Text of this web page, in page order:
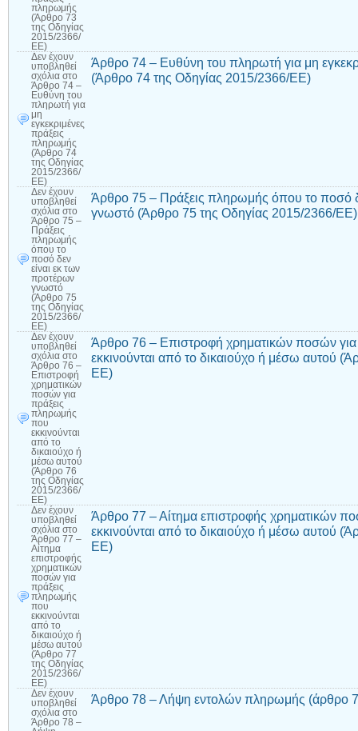
πληρωμής
(Άρθρο 73
της Οδηγίας
2015/2366/
ΕΕ)
Δεν έχουν
υποβληθεί
σχόλια στο
Άρθρο 74 –
Ευθύνη του
πληρωτή για
μη
εγκεκριμένες
πράξεις
πληρωμής
(Άρθρο 74
της Οδηγίας
2015/2366/
ΕΕ)
Άρθρο 74 – Ευθύνη του πληρωτή για μη
(Άρθρο 74 της Οδηγίας 2015/2366/ΕΕ)
Δεν έχουν
υποβληθεί
σχόλια στο
Άρθρο 75 –
Πράξεις
πληρωμής
όπου το
ποσό δεν
είναι εκ των
προτέρων
γνωστό
(Άρθρο 75
της Οδηγίας
2015/2366/
ΕΕ)
Άρθρο 75 – Πράξεις πληρωμής όπου το ποσό
γνωστό (Άρθρο 75 της Οδηγίας 2015/2366/ΕΕ)
Δεν έχουν
υποβληθεί
σχόλια στο
Άρθρο 76 –
Επιστροφή
χρηματικών
ποσών για
πράξεις
πληρωμής
που
εκκινούνται
από το
δικαιούχο ή
μέσω αυτού
(Άρθρο 76
της Οδηγίας
2015/2366/
ΕΕ)
Άρθρο 76 – Επιστροφή χρηματικών ποσών
εκκινούνται από το δικαιούχο ή μέσω αυτού
ΕΕ)
Δεν έχουν
υποβληθεί
σχόλια στο
Άρθρο 77 –
Αίτημα
επιστροφής
χρηματικών
ποσών για
πράξεις
πληρωμής
που
εκκινούνται
από το
δικαιούχο ή
μέσω αυτού
(Άρθρο 77
της Οδηγίας
2015/2366/
ΕΕ)
Άρθρο 77 – Αίτημα επιστροφής χρηματικών
εκκινούνται από το δικαιούχο ή μέσω αυτού
ΕΕ)
Δεν έχουν
υποβληθεί
σχόλια στο
Άρθρο 78 –
Άρθρο 78 – Λήψη εντολών πληρωμής (άρθρο